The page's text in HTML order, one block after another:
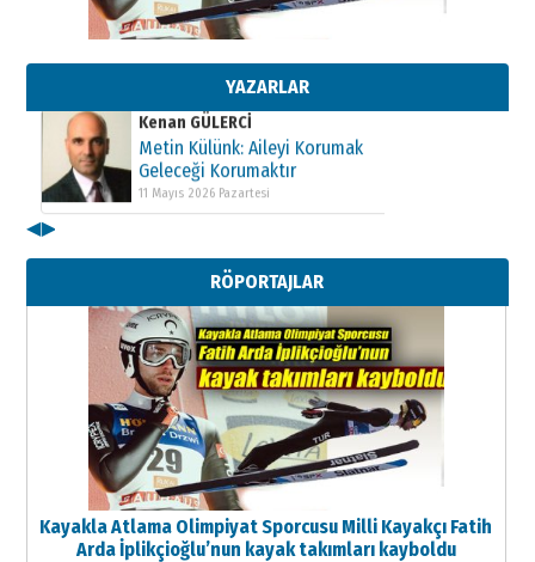
YAZARLAR
Kenan GÜLERCİ
Metin Külünk: Aileyi Korumak
Geleceği Korumaktır
11 Mayıs 2026 Pazartesi
Kenan GÜLERCİ
Metin Külünk: Aileyi Korumak
Geleceği Korumaktır
11 Mayıs 2026 Pazartesi
◀▶
RÖPORTAJLAR
Kayakla Atlama Olimpiyat Sporcusu Milli Kayakçı Fatih
Arda İplikçioğlu’nun kayak takımları kayboldu